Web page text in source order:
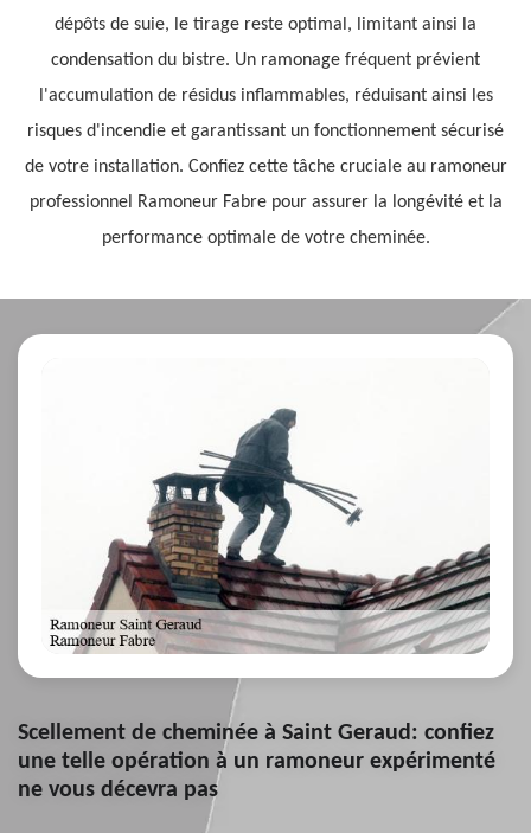
dépôts de suie, le tirage reste optimal, limitant ainsi la
condensation du bistre. Un ramonage fréquent prévient
l'accumulation de résidus inflammables, réduisant ainsi les
risques d'incendie et garantissant un fonctionnement sécurisé
de votre installation. Confiez cette tâche cruciale au ramoneur
professionnel Ramoneur Fabre pour assurer la longévité et la
performance optimale de votre cheminée.
Scellement de cheminée à Saint Geraud: confiez
une telle opération à un ramoneur expérimenté
ne vous décevra pas